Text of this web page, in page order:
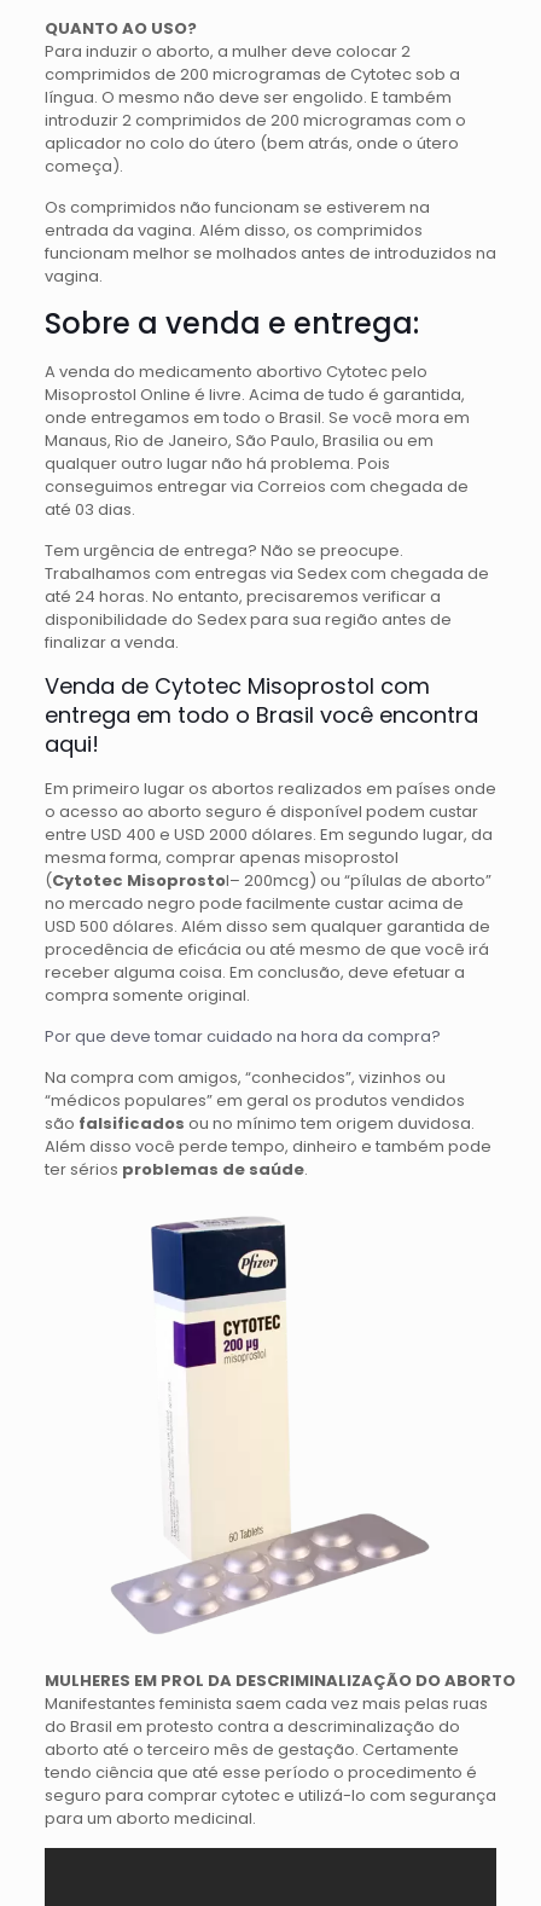
QUANTO AO USO?
Para induzir o aborto, a mulher deve colocar 2
comprimidos de 200 microgramas de Cytotec sob a
língua. O mesmo não deve ser engolido. E também
introduzir 2 comprimidos de 200 microgramas com o
aplicador no colo do útero (bem atrás, onde o útero
começa).
Os comprimidos não funcionam se estiverem na
entrada da vagina. Além disso, os comprimidos
funcionam melhor se molhados antes de introduzidos na
vagina.
Sobre a venda e entrega:
A venda do medicamento abortivo Cytotec pelo
Misoprostol Online é livre. Acima de tudo é garantida,
onde entregamos em todo o Brasil. Se você mora em
Manaus, Rio de Janeiro, São Paulo, Brasilia ou em
qualquer outro lugar não há problema. Pois
conseguimos entregar via Correios com chegada de
até 03 dias.
Tem urgência de entrega? Não se preocupe.
Trabalhamos com entregas via Sedex com chegada de
até 24 horas. No entanto, precisaremos verificar a
disponibilidade do Sedex para sua região antes de
finalizar a venda.
Venda de Cytotec Misoprostol com
entrega em todo o Brasil você encontra
aqui!
Em primeiro lugar os abortos realizados em países onde
o acesso ao aborto seguro é disponível podem custar
entre USD 400 e USD 2000 dólares. Em segundo lugar, da
mesma forma, comprar apenas misoprostol
(Cytotec Misoprostol– 200mcg) ou “pílulas de aborto”
no mercado negro pode facilmente custar acima de
USD 500 dólares. Além disso sem qualquer garantida de
procedência de eficácia ou até mesmo de que você irá
receber alguma coisa. Em conclusão, deve efetuar a
compra somente original.
Por que deve tomar cuidado na hora da compra?
Na compra com amigos, “conhecidos”, vizinhos ou
“médicos populares” em geral os produtos vendidos
são falsificados ou no mínimo tem origem duvidosa.
Além disso você perde tempo, dinheiro e também pode
ter sérios problemas de saúde.
MULHERES EM PROL DA DESCRIMINALIZAÇÃO DO ABORTO
Manifestantes feminista saem cada vez mais pelas ruas
do Brasil em protesto contra a descriminalização do
aborto até o terceiro mês de gestação. Certamente
tendo ciência que até esse período o procedimento é
seguro para comprar cytotec e utilizá-lo com segurança
para um aborto medicinal.